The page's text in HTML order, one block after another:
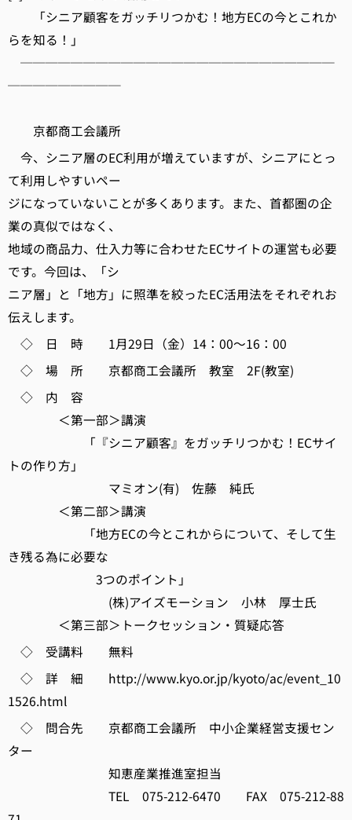
「シニア顧客をガッチリつかむ！地方ECの今とこれか
らを知る！」
─────────────────────────
─────────
京都商工会議所
今、シニア層のEC利用が増えていますが、シニアにとっ
て利用しやすいペー
ジになっていないことが多くあります。また、首都圏の企
業の真似ではなく、
地域の商品力、仕入力等に合わせたECサイトの運営も必要
です。今回は、「シ
ニア層」と「地方」に照準を絞ったEC活用法をそれぞれお
伝えします。
◇ 日 時 1月29日（金）14：00～16：00
◇ 場 所 京都商工会議所 教室 2F(教室)
◇ 内 容
＜第一部＞講演
「『シニア顧客』をガッチリつかむ！ECサイ
トの作り方」
マミオン(有) 佐藤 純氏
＜第二部＞講演
「地方ECの今とこれからについて、そして生
き残る為に必要な
3つのポイント」
(株)アイズモーション 小林 厚士氏
＜第三部＞トークセッション・質疑応答
◇ 受講料 無料
◇ 詳 細 http://www.kyo.or.jp/kyoto/ac/event_10
1526.html
◇ 問合先 京都商工会議所 中小企業経営支援セン
ター
知恵産業推進室担当
TEL 075-212-6470 FAX 075-212-88